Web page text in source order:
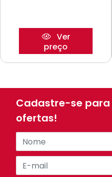
Ver
preço
Cadastre-se para
ofertas!